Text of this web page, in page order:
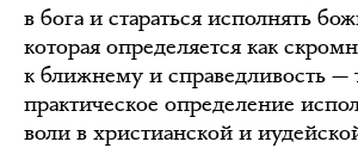
в бога и стараться исполнять
которая определяется как
к ближнему и справедливость —
практическое определение
воли в христианской и